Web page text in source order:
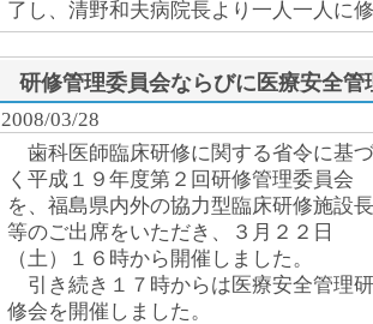
了し、清野和夫病院長より一人一人に
研修管理委員会ならびに医療安全管
2008/03/28
歯科医師臨床研修に関する省令に基づ
く平成１９年度第２回研修管理委員会
を、福島県内外の協力型臨床研修施設長
等のご出席をいただき、３月２２日
（土）１６時から開催しました。
引き続き１７時からは医療安全管理研
修会を開催しました。